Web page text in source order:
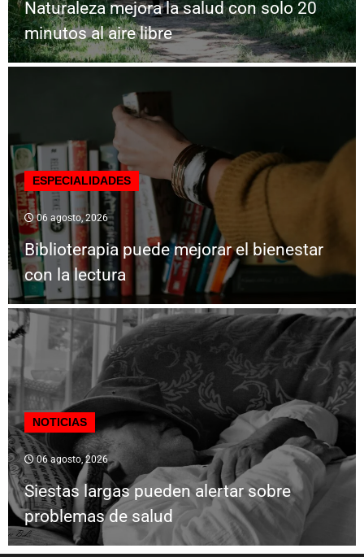
Naturaleza mejora la salud con solo 20
minutos al aire libre
ESPECIALIDADES
06 agosto, 2026
Biblioterapia puede mejorar el bienestar
con la lectura
NOTICIAS
06 agosto, 2026
Siestas largas pueden alertar sobre
problemas de salud